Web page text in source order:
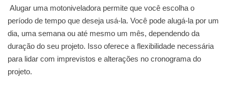
Alugar uma motoniveladora permite que você escolha o
período de tempo que deseja usá-la. Você pode alugá-la por um
dia, uma semana ou até mesmo um mês, dependendo da
duração do seu projeto. Isso oferece a flexibilidade necessária
para lidar com imprevistos e alterações no cronograma do
projeto.